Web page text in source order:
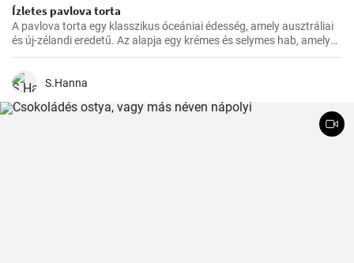
Ízletes pavlova torta
A pavlova torta egy klasszikus óceániai édesség, amely ausztráliai
és új-zélandi eredetű. Az alapja egy krémes és selymes hab, amelyet
a tetején friss gyümölcsökkel, például egyszerűen málnával vagy
S.Hanna